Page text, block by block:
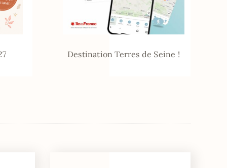
Destination Terres de Seine !